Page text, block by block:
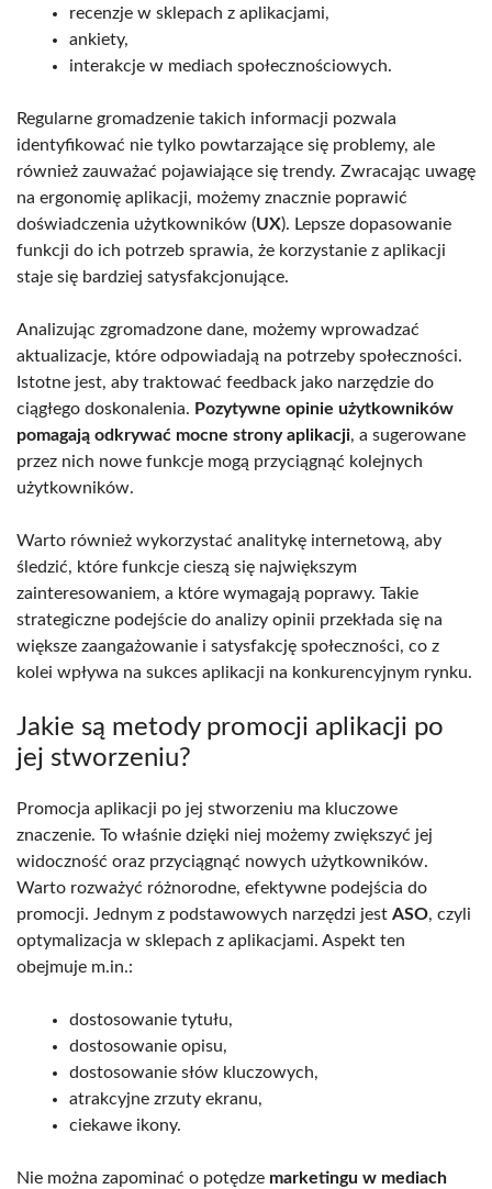
recenzje w sklepach z aplikacjami,
ankiety,
interakcje w mediach społecznościowych.
Regularne gromadzenie takich informacji pozwala
identyfikować nie tylko powtarzające się problemy, ale
również zauważać pojawiające się trendy. Zwracając uwagę
na ergonomię aplikacji, możemy znacznie poprawić
doświadczenia użytkowników (UX). Lepsze dopasowanie
funkcji do ich potrzeb sprawia, że korzystanie z aplikacji
staje się bardziej satysfakcjonujące.
Analizując zgromadzone dane, możemy wprowadzać
aktualizacje, które odpowiadają na potrzeby społeczności.
Istotne jest, aby traktować feedback jako narzędzie do
ciągłego doskonalenia. Pozytywne opinie użytkowników
pomagają odkrywać mocne strony aplikacji, a sugerowane
przez nich nowe funkcje mogą przyciągnąć kolejnych
użytkowników.
Warto również wykorzystać analitykę internetową, aby
śledzić, które funkcje cieszą się największym
zainteresowaniem, a które wymagają poprawy. Takie
strategiczne podejście do analizy opinii przekłada się na
większe zaangażowanie i satysfakcję społeczności, co z
kolei wpływa na sukces aplikacji na konkurencyjnym rynku.
Jakie są metody promocji aplikacji po
jej stworzeniu?
Promocja aplikacji po jej stworzeniu ma kluczowe
znaczenie. To właśnie dzięki niej możemy zwiększyć jej
widoczność oraz przyciągnąć nowych użytkowników.
Warto rozważyć różnorodne, efektywne podejścia do
promocji. Jednym z podstawowych narzędzi jest ASO, czyli
optymalizacja w sklepach z aplikacjami. Aspekt ten
obejmuje m.in.:
dostosowanie tytułu,
dostosowanie opisu,
dostosowanie słów kluczowych,
atrakcyjne zrzuty ekranu,
ciekawe ikony.
Nie można zapominać o potędze marketingu w mediach